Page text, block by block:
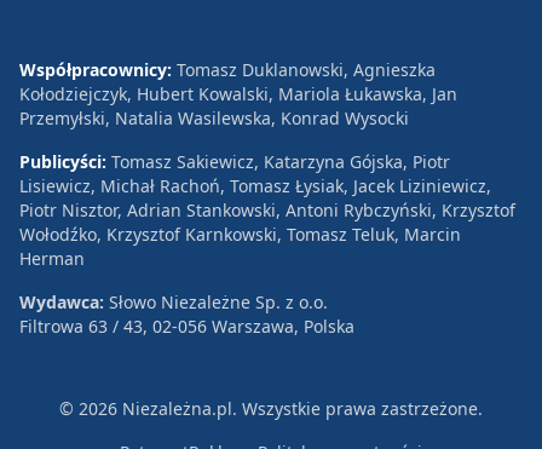
Współpracownicy: Tomasz Duklanowski, Agnieszka
Kołodziejczyk, Hubert Kowalski, Mariola Łukawska, Jan
Przemyłski, Natalia Wasilewska, Konrad Wysocki
Publicyści: Tomasz Sakiewicz, Katarzyna Gójska, Piotr
Lisiewicz, Michał Rachoń, Tomasz Łysiak, Jacek Liziniewicz,
Piotr Nisztor, Adrian Stankowski, Antoni Rybczyński, Krzysztof
Wołodźko, Krzysztof Karnkowski, Tomasz Teluk, Marcin
Herman
Wydawca: Słowo Niezależne Sp. z o.o.
Filtrowa 63 / 43, 02-056 Warszawa, Polska
© 2026 Niezależna.pl. Wszystkie prawa zastrzeżone.